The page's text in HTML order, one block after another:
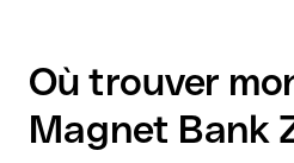
Où trouver
Magnet Bank